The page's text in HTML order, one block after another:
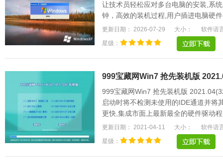
让技术员轻松应对多台电脑的安装,系
钟，高效的装机过程,用户插进电脑硬
更强大的软硬.....
更新日期： 2026-07-29 大小：
软件语
星级：
999宝藏网Win7 抢先装机版
999宝藏网Win7 抢先装机版
启动时将不检测未使用的IDE通道并将
更快,集成市面上最新最全的硬件驱动
速方便，支持一.....
更新日期： 2021-04-11 大小：
软件语
星级：